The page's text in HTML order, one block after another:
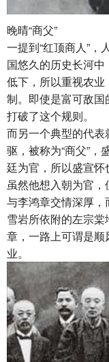
晚晴“商父”
一提到“红顶商人”，
国悠久的历史长河
低下，所以重视农
制。即使是富可敌
打破了这个规则。
而另一个典型的代表
驱，被称为“商父”
廷为官，所以盛宣怀
虽然他想入朝为官
与李鸿章交情深厚
雪岩所依附的左宗
章，一路上可谓是
业。